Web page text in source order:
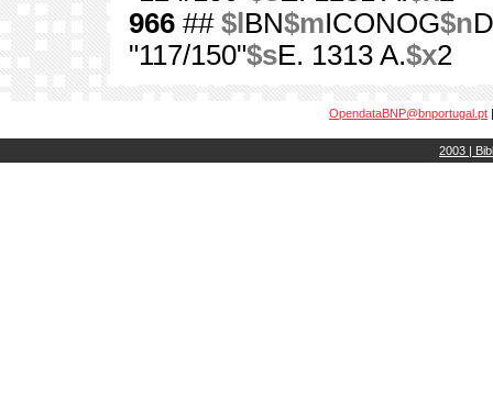
966 ## $l BN$mICONOG$n
"117/150"$sE. 1313 A.$x2
OpendataBNP@bnportugal.pt
2003 |